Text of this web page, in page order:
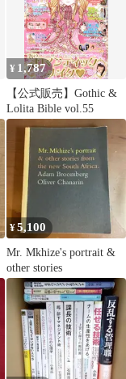
¥ 1,787
【公式販売】Gothic &
Lolita Bible vol.55
¥5,100
Mr. Mkhize's portrait &
other stories